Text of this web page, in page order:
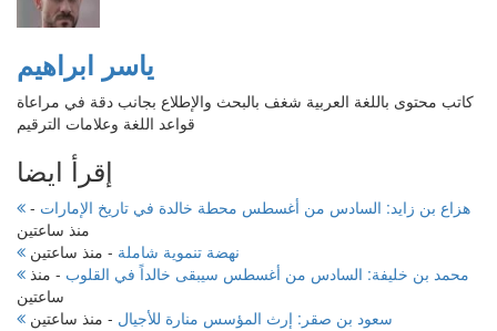
ياسر ابراهيم
كاتب محتوى باللغة العربية شغف بالبحث والإطلاع بجانب دقة في مراعاة
قواعد اللغة وعلامات الترقيم
إقرأ ايضا
هزاع بن زايد: السادس من أغسطس محطة خالدة في تاريخ الإمارات -
منذ ساعتين
نهضة تنموية شاملة - منذ ساعتين
محمد بن خليفة: السادس من أغسطس سيبقى خالداً في القلوب - منذ
ساعتين
سعود بن صقر: إرث المؤسس منارة للأجيال - منذ ساعتين